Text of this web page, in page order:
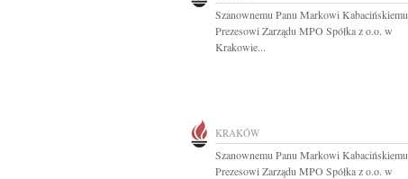
Szanownemu Panu Markowi Kabacińskiemu
Prezesowi Zarządu MPO Spółka z o.o. w
Krakowie...
KRAKÓW
Szanownemu Panu Markowi Kabacińskiemu
Prezesowi Zarządu MPO Spółka z o.o. w